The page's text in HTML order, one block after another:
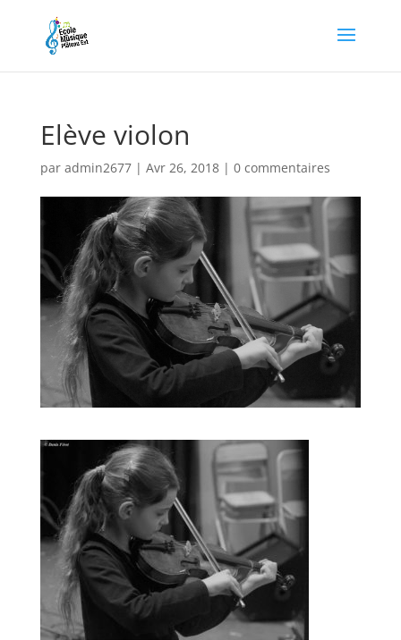
Elève violon
par admin2677| Avr 26, 2018| 0 commentaires